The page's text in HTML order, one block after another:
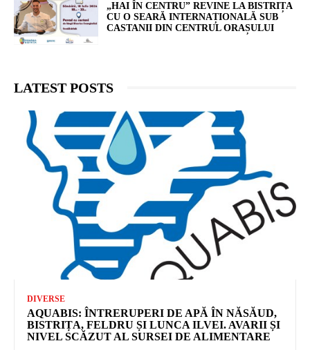
„HAI ÎN CENTRU” REVINE LA BISTRIȚA
CU O SEARĂ INTERNAȚIONALĂ SUB
CASTANII DIN CENTRUL ORAȘULUI
LATEST POSTS
DIVERSE
AQUABIS: ÎNTRERUPERI DE APĂ ÎN NĂSĂUD,
BISTRIȚA, FELDRU ȘI LUNCA ILVEI. AVARII ȘI
NIVEL SCĂZUT AL SURSEI DE ALIMENTARE